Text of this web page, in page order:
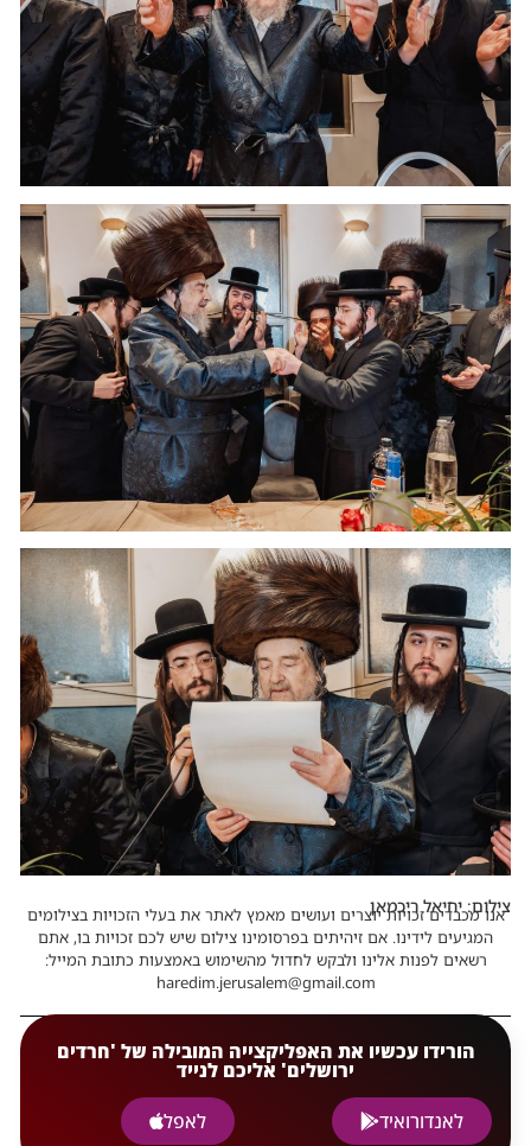
צילום: יחיאל ריכמאן
אנו מכבדים זכויות יוצרים ועושים מאמץ לאתר את בעלי הזכויות בצילומים
המגיעים לידינו. אם זיהיתים בפרסומינו צילום שיש לכם זכויות בו, אתם
רשאים לפנות אלינו ולבקש לחדול מהשימוש באמצעות כתובת המייל:
haredim.jerusalem@gmail.com
הורידו עכשיו את האפליקצייה המובילה של 'חרדים
ירושלים' אליכם לנייד
לאנדורואיד
לאפל